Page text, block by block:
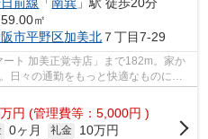
㎡
市平野区加美北 ７丁目7-29
ト 加美正覚寺店」まで182m。家か
日々の通勤をもっと快適なものにす
ン...
万円 (管理費等：5,000円 )
0ヶ月 礼金
10万円